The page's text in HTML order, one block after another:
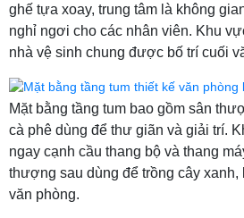
ghế tựa xoay, trung tâm là không
nghỉ ngơi cho các nhân viên. Khu
nhà vệ sinh chung được bố trí cuối
Mặt bằng tầng tum bao gồm sân
cà phê dùng để thư giãn và giải trí.
ngay cạnh cầu thang bộ và thang
thượng sau dùng để trồng cây
văn phòng.